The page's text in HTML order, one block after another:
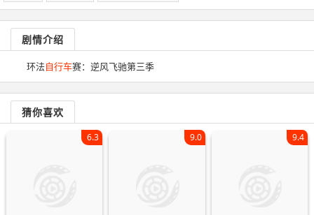
剧情介绍
环法自行车赛：逆风飞驰第三季
猜你喜欢
6.3 9.0 9.4